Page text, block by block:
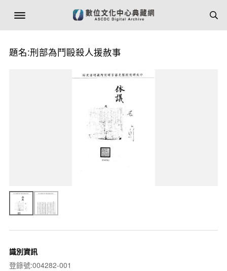
題名:刑部為鬥毆殺人援赦事
識別資訊
登錄號:004282-001